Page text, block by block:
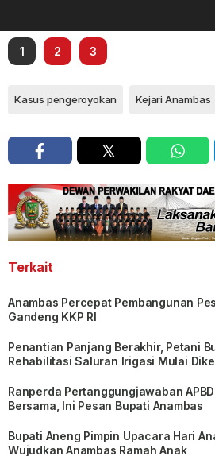
1 2 3
Kasus pengeroyokan Kejari Anambas
Terkait
Anambas Percepat Pembangunan
Gandeng KKP RI
Penantian Panjang Berakhir, Petani
Rehabilitasi Saluran Irigasi Mulai
Ranperda Pertanggungjawaban
Bersama, Ini Pesan Bupati Anambas
Bupati Aneng Pimpin Upacara Hari
Wujudkan Anambas Ramah Anak